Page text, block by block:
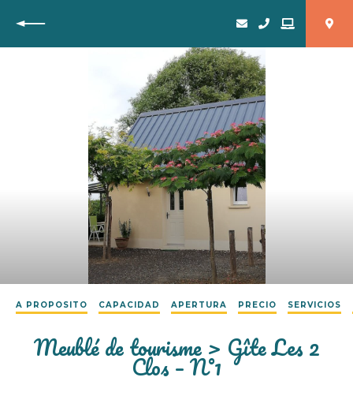
Vuelta
A PROPOSITO CAPACIDAD APERTURA PRECIO SERVICIOS
Meublé de tourisme > Gîte Les 2
Clos – N°1